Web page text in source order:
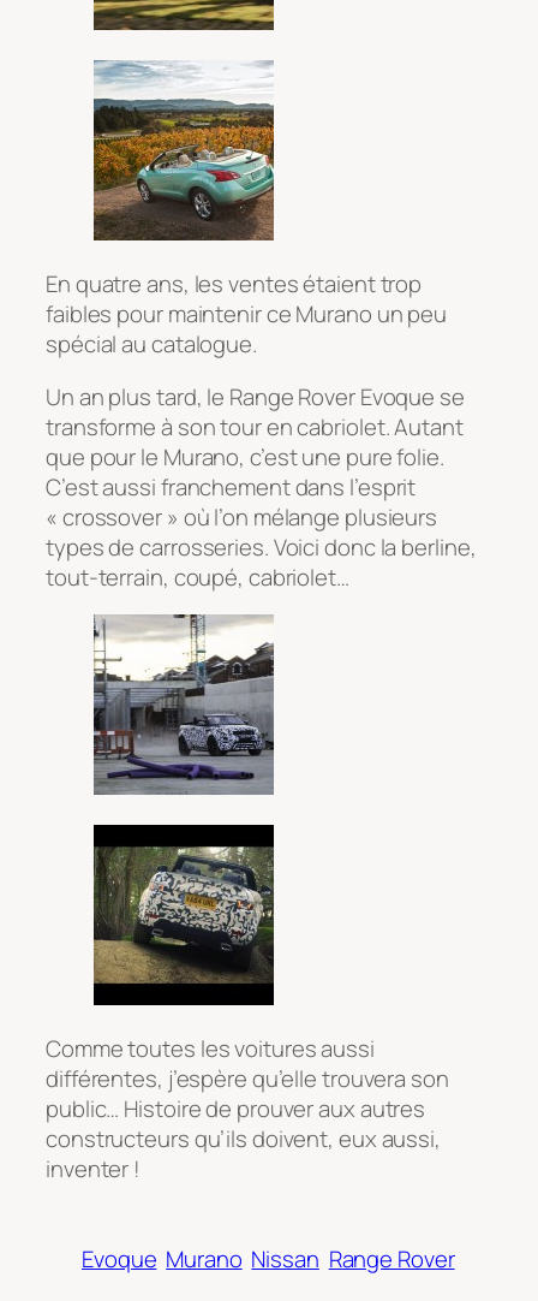
En quatre ans, les ventes étaient trop
faibles pour maintenir ce Murano un peu
spécial au catalogue.
Un an plus tard, le Range Rover Evoque se
transforme à son tour en cabriolet. Autant
que pour le Murano, c’est une pure folie.
C’est aussi franchement dans l’esprit
« crossover » où l’on mélange plusieurs
types de carrosseries. Voici donc la berline,
tout-terrain, coupé, cabriolet…
Comme toutes les voitures aussi
différentes, j’espère qu’elle trouvera son
public… Histoire de prouver aux autres
constructeurs qu’ils doivent, eux aussi,
inventer !
Evoque Murano Nissan Range Rover